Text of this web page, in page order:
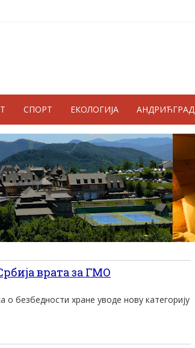
СПОРТ ЕКОЛОГИЈА АНДРИЋГРАД
врата за ГМО
безбедности хране уводе нову категорију